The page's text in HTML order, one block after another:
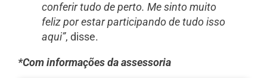
conferir tudo de perto. Me sinto muito
feliz por estar participando de tudo isso
aqui”, disse.
*Com informações da assessoria